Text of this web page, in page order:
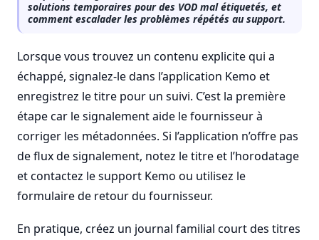
solutions temporaires pour des VOD mal étiquetés, et
comment escalader les problèmes répétés au support.
Lorsque vous trouvez un contenu explicite qui a
échappé, signalez-le dans l’application Kemo et
enregistrez le titre pour un suivi. C’est la première
étape car le signalement aide le fournisseur à
corriger les métadonnées. Si l’application n’offre pas
de flux de signalement, notez le titre et l’horodatage
et contactez le support Kemo ou utilisez le
formulaire de retour du fournisseur.
En pratique, créez un journal familial court des titres